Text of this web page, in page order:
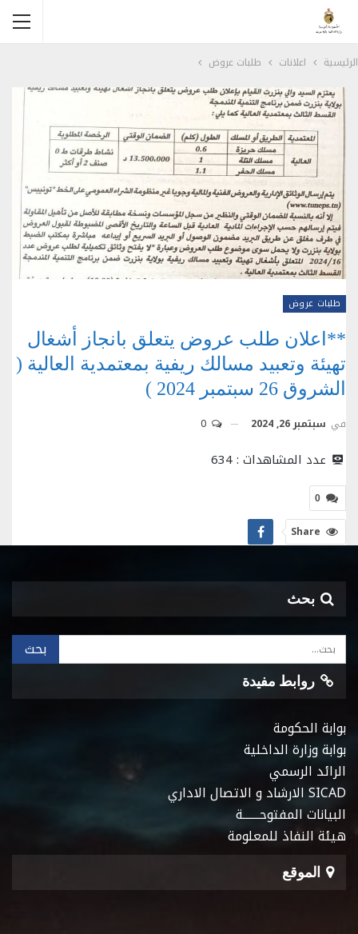
الرئيسية اعلانات طلبات عروض
طلبات عروض
**اعلان طلب عروض يتعلق بانجاز أشغال
تهيئة وتعبيد مسالك ريفية بمعتمدية العالية (
الشروق 26 سبتمبر 2024 )
في سبتمبر 26, 2024
عدد المشاهدات :634
0
Share
بحث
روابط مفيدة
بوابة الحكومة
بوابة وزارة الداخلية
الرائد الرسمي
SICAD الارشاد و الاتصال الاداري
البيانات المفتوحـــــــة
هيئة النفاذ للمعلومة
الموقع